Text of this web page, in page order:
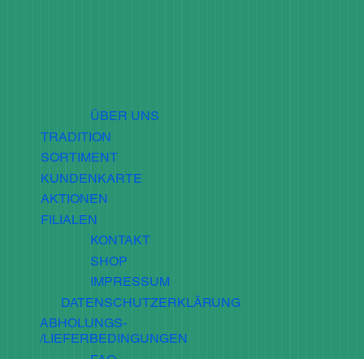
ÜBER UNS
TRADITION
SORTIMENT
KUNDENKARTE
AKTIONEN
FILIALEN
KONTAKT
SHOP
IMPRESSUM
DATENSCHUTZERKLÄRUNG
ABHOLUNGS-
/LIEFERBEDINGUNGEN